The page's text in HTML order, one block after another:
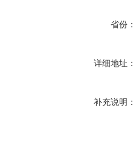
省份：
详细地址：
补充说明：